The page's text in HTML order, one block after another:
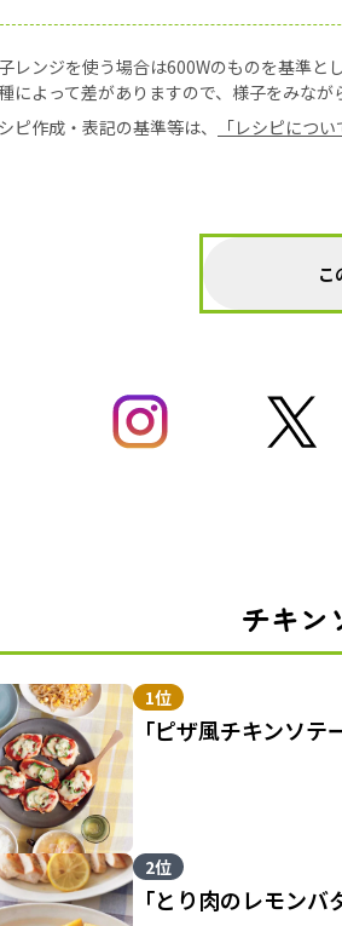
レンジを使う場合は600Wのものを基準と
によって差がありますので、様子をみなが
ピ作成・表記の基準等は、
「レシピについ
こ
チキン
1位
「ピザ風チキンソテ
2位
「とり肉のレモン